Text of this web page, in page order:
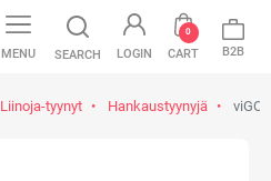
MENU SEARCH LOGIN CART
0
B2B
Liinoja-tyynyt Hankaustyynyjä